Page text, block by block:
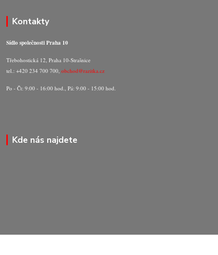
Kontakty
Sídlo společnosti Praha 10
Třebohostická 12, Praha 10-Strašnice
tel.: +420 234 700 700,obchod@razitka.cz
Po - Čt: 9:00 - 16:00 hod., Pá: 9:00 - 15:00 hod.
Kde nás najdete